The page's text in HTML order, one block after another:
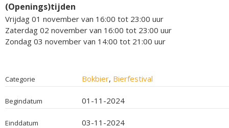
(Openings)tijden
Vrijdag 01 november van 16:00 tot 23:00 uur
Zaterdag 02 november van 16:00 tot 23:00 uur
Zondag 03 november van 14:00 tot 21:00 uur
Categorie Bokbier, Bierfestival
Begindatum 01-11-2024
Einddatum 03-11-2024